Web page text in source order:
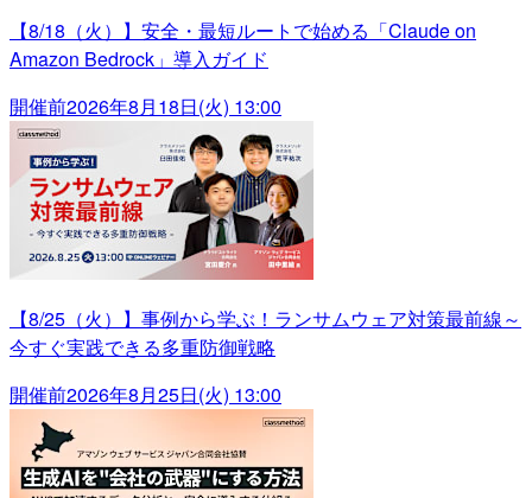
【8/18（火）】安全・最短ルートで始める「Claude on
Amazon Bedrock」導入ガイド
開催前2026年8月18日(火) 13:00
【8/25（火）】事例から学ぶ！ランサムウェア対策最前線～
今すぐ実践できる多重防御戦略
開催前2026年8月25日(火) 13:00